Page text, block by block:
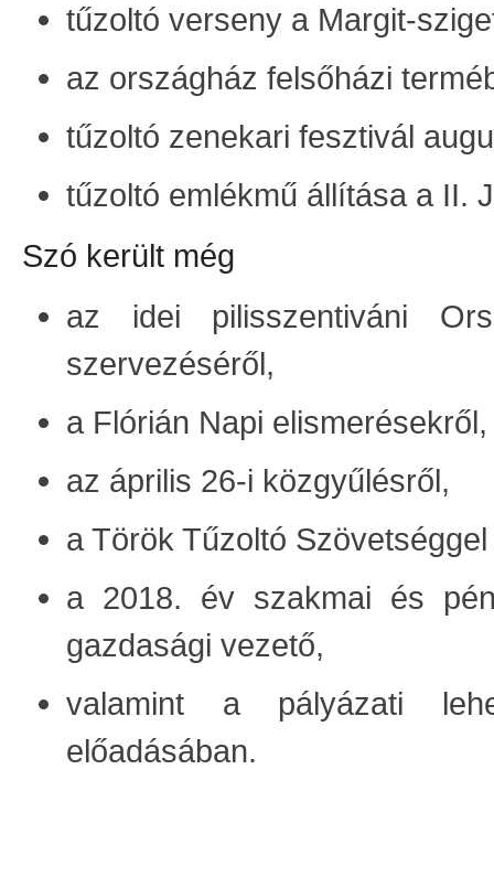
tűzoltó verseny a Margit-
az országház felsőházi
tűzoltó zenekari fesztivál
tűzoltó emlékmű állítása a II.
Szó került még
az idei pilisszentiváni
szervezéséről,
a Flórián Napi elismerésekről,
az április 26-i közgyűlésről,
a Török Tűzoltó
a 2018. év szakmai és
gazdasági vezető,
valamint a pályázati
előadásában.